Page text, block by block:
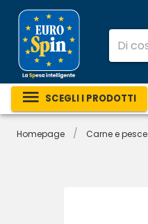
SCEGLI I PRODOTTI
Homepage / Carne e pesce